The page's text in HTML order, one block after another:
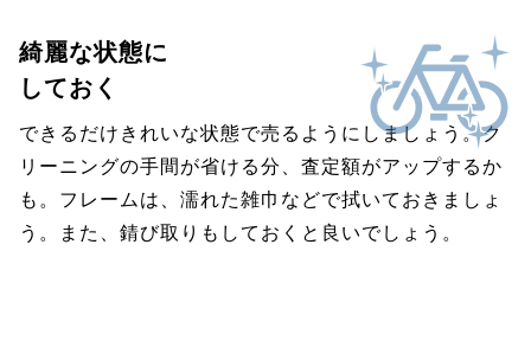
綺麗な状態に
しておく
できるだけきれいな状態で売るようにしましょう。ク
リーニングの手間が省ける分、査定額がアップするか
も。フレームは、濡れた雑巾などで拭いておきましょ
う。また、錆び取りもしておくと良いでしょう。